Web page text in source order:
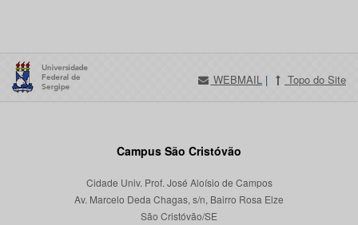
WEBMAIL | Topo do Site
Campus São Cristóvão
Cidade Univ. Prof. José Aloísio de Campos
Av. Marcelo Deda Chagas, s/n, Bairro Rosa Elze
São Cristóvão/SE